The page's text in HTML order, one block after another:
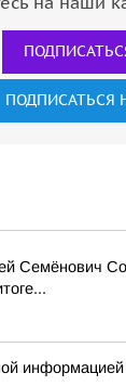
ПОДПИСАТЬСЯ
Семёнович
информацией